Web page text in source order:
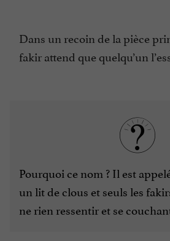
Dans un recoin de la pièce
fakir attend que quelqu’un
Pourquoi ce nom ? Il est
un lit de clous et seuls les
ne rien ressentir et se